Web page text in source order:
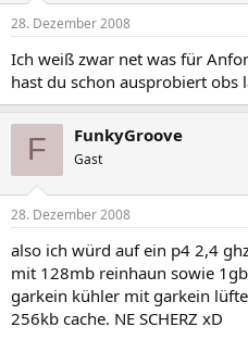
28. Dezember 2008
Ich weiß zwar net was für
hast du schon ausprobiert obs
F FunkyGroove
Gast
28. Dezember 2008
also ich würd auf ein p4 2,4
mit 128mb reinhaun sowie
garkein kühler mit garkein
256kb cache. NE SCHERZ xD